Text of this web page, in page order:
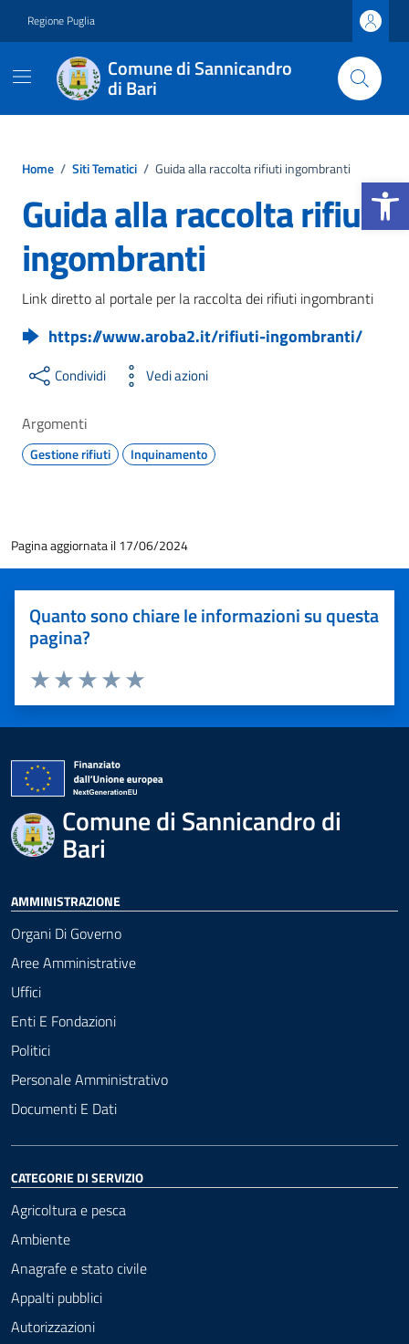
Regione Puglia
Comune di Sannicandro
di Bari
Home / Siti Tematici / Guida alla raccolta rifiuti ingombranti
Guida alla raccolta rifiuti
ingombranti
Link diretto al portale per la raccolta dei rifiuti ingombranti
https://www.aroba2.it/rifiuti-ingombranti/
Condividi Vedi azioni
Argomenti
Gestione rifiuti Inquinamento
Pagina aggiornata il 17/06/2024
Quanto sono chiare le informazioni su questa
pagina?
Valuta 5 stelle su 5
Valuta 4 stelle su 5
Valuta 3 stelle su 5
Valuta 2 stelle su 5
Valuta 1 stelle su 5
Comune di Sannicandro di
Bari
AMMINISTRAZIONE
Organi Di Governo
Aree Amministrative
Uffici
Enti E Fondazioni
Politici
Personale Amministrativo
Documenti E Dati
CATEGORIE DI SERVIZIO
Agricoltura e pesca
Ambiente
Anagrafe e stato civile
Appalti pubblici
Autorizzazioni
Apri la